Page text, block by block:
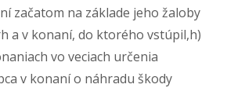
začatom na základe jeho žaloby
a v konaní, do ktorého vstúpil,h)
vo veciach určenia
v konaní o náhradu škody